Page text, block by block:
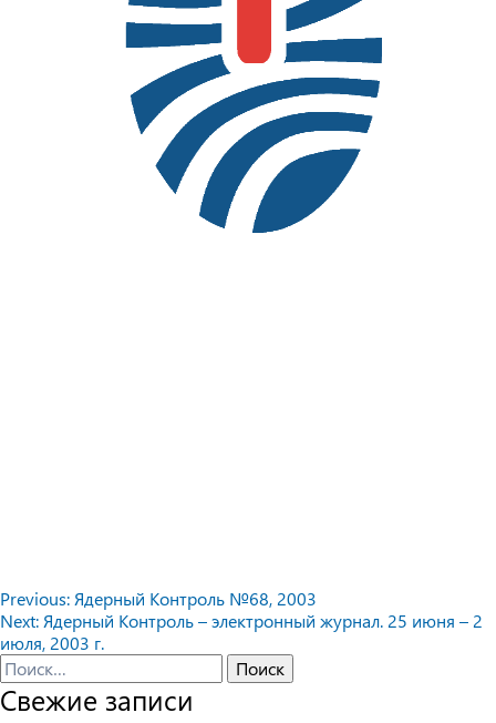
Навигация
по
записям
Previous: Ядерный Контроль №68, 2003
Next: Ядерный Контроль – электронный журнал. 25 июня – 2
июля, 2003 г.
Найти:
Свежие записи